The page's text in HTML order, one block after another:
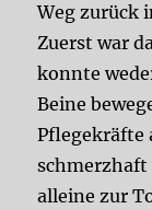
Weg zurück
Zuerst war
konnte
Beine
Pflegekräfte
alleine zur